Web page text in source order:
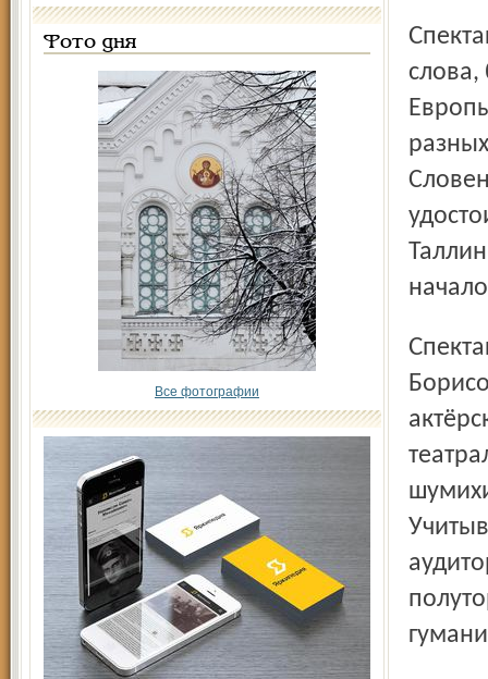
Фото дня
Все фотографии
Спектакль, в котором актриса не произносит ни одного
слова,
Спектакль «GO!», о котором говорят в Европе, Полина